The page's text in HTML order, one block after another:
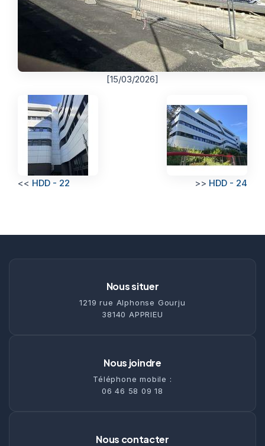
[15/03/2026]
<< HDD - 22 >> HDD - 24
Nous situer
1219 rue Alphonse Gourju
38140 APPRIEU
Nous joindre
Téléphone mobile :
06 46 58 09 18
Nous contacter